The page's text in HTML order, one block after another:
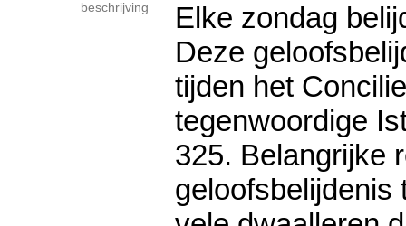
beschrijving
Elke zondag
Deze
tijden het
tegenwoordige
325. Belangrijke
geloofsbelijdenis